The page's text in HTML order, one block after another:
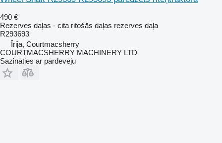
490 €
Rezerves daļas - cita ritošās daļas rezerves daļa
R293693
Īrija, Courtmacsherry
COURTMACSHERRY MACHINERY LTD
Sazināties ar pārdevēju